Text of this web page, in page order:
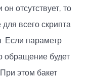
отсутствует, то
всего скрипта
Если параметр
обращение будет
этом бакет